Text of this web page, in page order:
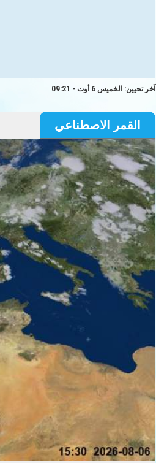
آخر تحيين: الخميس 6 أوت - 09:21
القمر الاصطناعي